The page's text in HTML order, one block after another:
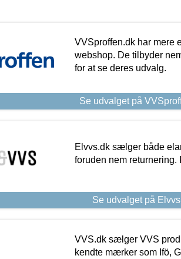
VVSproffen.dk har mere
webshop. De tilbyder
for at se deres udvalg.
Se udvalget på
Elvvs.dk sælger både
foruden nem returnering.
Se udvalget på
VVS.dk sælger VVS
kendte mærker som Ifö,